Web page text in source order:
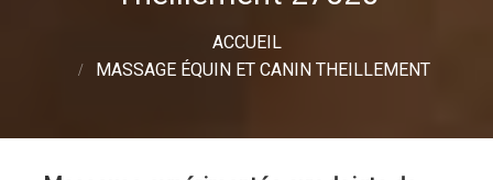
ACCUEIL
MASSAGE ÉQUIN ET CANIN THEILLEMENT